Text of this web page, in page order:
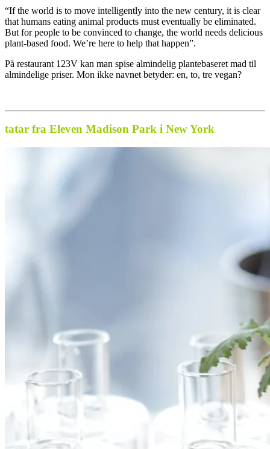
“If the world is to move intelligently into the new century, it is clear
that humans eating animal products must eventually be eliminated.
But for people to be convinced to change, the world needs delicious
plant-based food. We’re here to help that happen”.
På restaurant 123V kan man spise almindelig plantebaseret mad til
almindelige priser. Mon ikke navnet betyder: en, to, tre vegan?
tatar fra Eleven Madison Park i New York